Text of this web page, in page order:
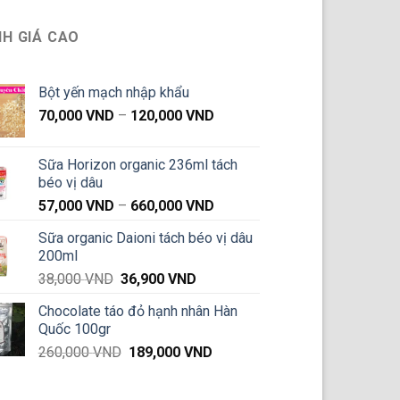
GIÁ CAO
Bột yến mạch nhập khẩu
70,000 VND – 120,000 VNDKhoảng
70,000 VND
120,000 VND
Sữa Horizon organic 236ml tách
béo vị dâu
57,000 VND – 660,000 VNDKhoảng
từ
Sữa organic Daioni tách béo vị dâu
200ml
38,000VND Giá
là:
36,900VND
tại
36,900 VND.
Chocolate táo đỏ hạnh nhân Hàn
Quốc 100gr
260,000VND Giá
189,000VND